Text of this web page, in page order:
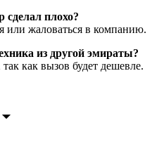
сделал плохо?
или жаловаться в компанию.
из другой эмираты?
как вызов будет дешевле.